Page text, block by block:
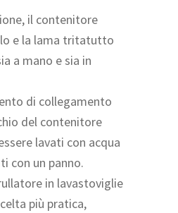
il contenitore
e la lama tritatutto
a mano e sia in
di collegamento
del contenitore
lavati con acqua
con un panno.
in lavastoviglie
più pratica,